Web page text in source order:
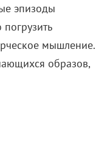
эпизоды
мышление.
образов,